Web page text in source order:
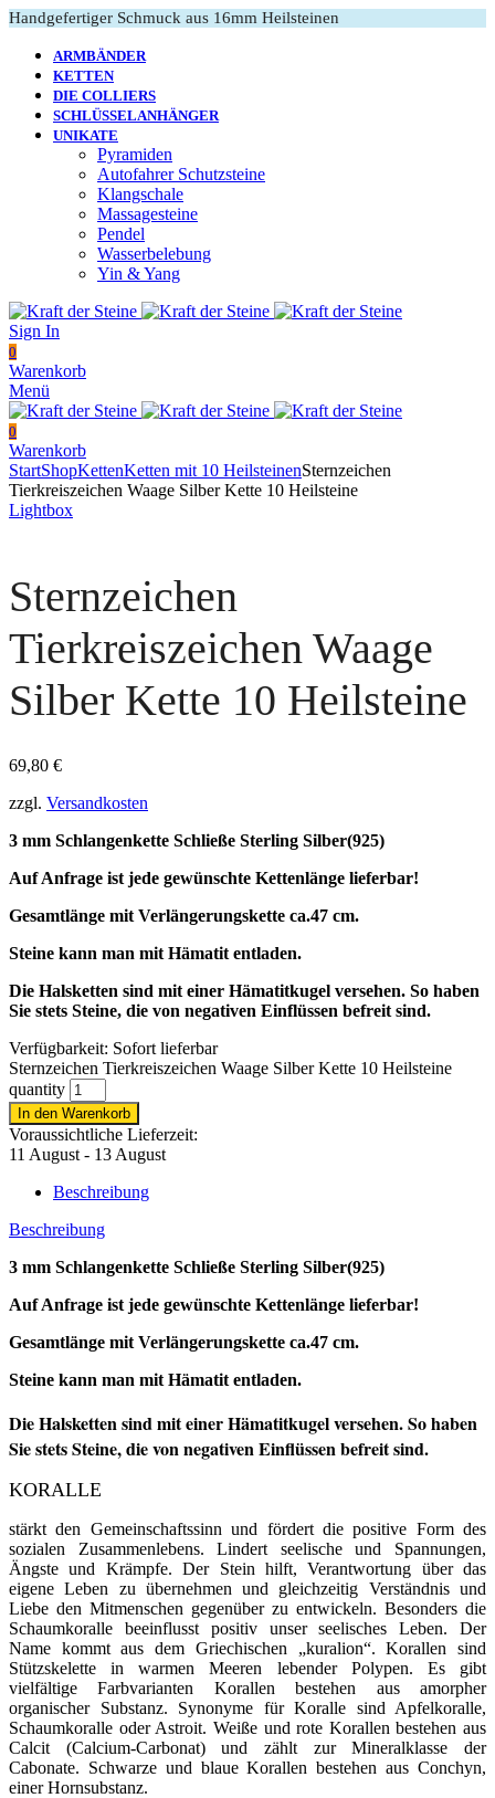
Handgefertiger Schmuck aus 16mm Heilsteinen
ARMBÄNDER
KETTEN
DIE COLLIERS
SCHLÜSSELANHÄNGER
UNIKATE
Pyramiden
Autofahrer Schutzsteine
Klangschale
Massagesteine
Pendel
Wasserbelebung
Yin & Yang
Sign In
0
Warenkorb
Menü
0
Warenkorb
StartShopKettenKetten mit 10 HeilsteinenSternzeichen
Tierkreiszeichen Waage Silber Kette 10 Heilsteine
Lightbox
Sternzeichen
Tierkreiszeichen Waage
Silber Kette 10 Heilsteine
69,80 €
zzgl. Versandkosten
3 mm Schlangenkette Schließe Sterling Silber(925)
Auf Anfrage ist jede gewünschte Kettenlänge lieferbar!
Gesamtlänge mit Verlängerungskette ca.47 cm.
Steine kann man mit Hämatit entladen.
Die Halsketten sind mit einer Hämatitkugel versehen. So haben
Sie stets Steine, die von negativen Einflüssen befreit sind.
Verfügbarkeit: Sofort lieferbar
Sternzeichen Tierkreiszeichen Waage Silber Kette 10 Heilsteine
quantity
In den Warenkorb
Voraussichtliche Lieferzeit:
11 August - 13 August
Beschreibung
Beschreibung
3 mm Schlangenkette Schließe Sterling Silber(925)
Auf Anfrage ist jede gewünschte Kettenlänge lieferbar!
Gesamtlänge mit Verlängerungskette ca.47 cm.
Steine kann man mit Hämatit entladen.
Die Halsketten sind mit einer Hämatitkugel versehen. So haben
Sie stets Steine, die von negativen Einflüssen befreit sind.
KORALLE
stärkt den Gemeinschaftssinn und fördert die positive Form des
sozialen Zusammenlebens.Lindert seelische und Spannungen,
Ängste und Krämpfe.Der Stein hilft, Verantwortung über das
eigene Leben zu übernehmen und gleichzeitig Verständnis und
Liebe den Mitmenschen gegenüber zu entwickeln. Besonders die
Schaumkoralle beeinflusst positiv unser seelisches Leben. Der
Name kommt aus dem Griechischen „kuralion“. Korallen sind
Stützskelette in warmen Meeren le­bender Polypen. Es gibt
vielfältige Farbvarianten Korallen bestehen aus amorpher
organischer Sub­stanz. Synonyme für Koralle sind Apfelkoralle,
Schaumkoralle oder Astroit. Weiße und rote Korallen bestehen aus
Calcit (Calcium-Carbonat) und zählt zur Mineralklasse der
Cabonate. Schwarze und blaue Korallen bestehen aus Conchyn,
einer Hornsubstanz.